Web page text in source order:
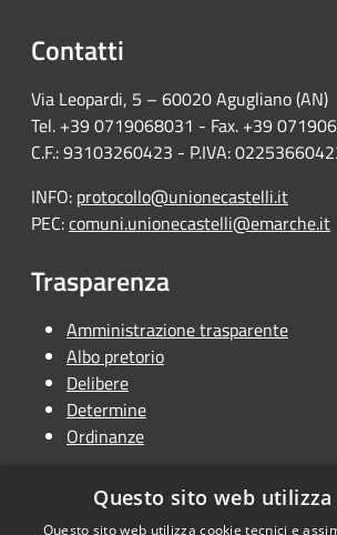
Contatti
Via Leopardi, 5 – 60020 Agugliano (AN)
Tel. +39 0719068031 - Fax. +39
C.F.: 93103260423 - P.IVA:
INFO: protocollo@unionecastelli.it
PEC:comuni.unionecastelli@emarche.it
Trasparenza
Amministrazione trasparente
Albo pretorio
Delibere
Determine
Ordinanze
Questo sito web utilizza
Questo sito web utilizza cookie tecnici e